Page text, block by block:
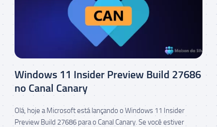
Windows 11 Insider Preview Build 27686
no Canal Canary
Olá, hoje a Microsoft está lançando o Windows 11 Insider
Preview Build 27686 para o Canal Canary. Se você estiver